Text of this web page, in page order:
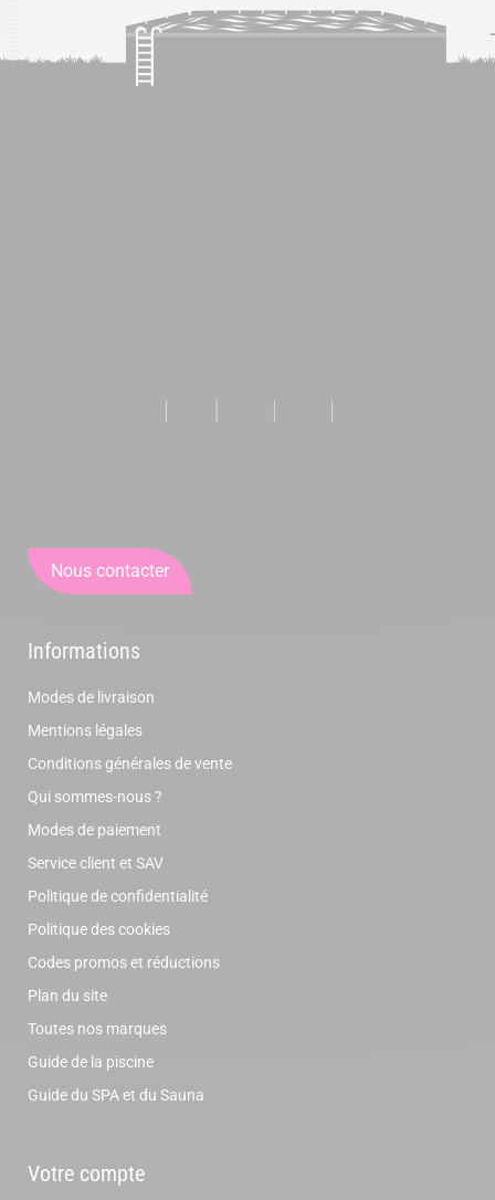
Nous contacter
Informations
Modes de livraison
Mentions légales
Conditions générales de vente
Qui sommes-nous ?
Modes de paiement
Service client et SAV
Politique de confidentialité
Politique des cookies
Codes promos et réductions
Plan du site
Toutes nos marques
Guide de la piscine
Guide du SPA et du Sauna
Votre compte